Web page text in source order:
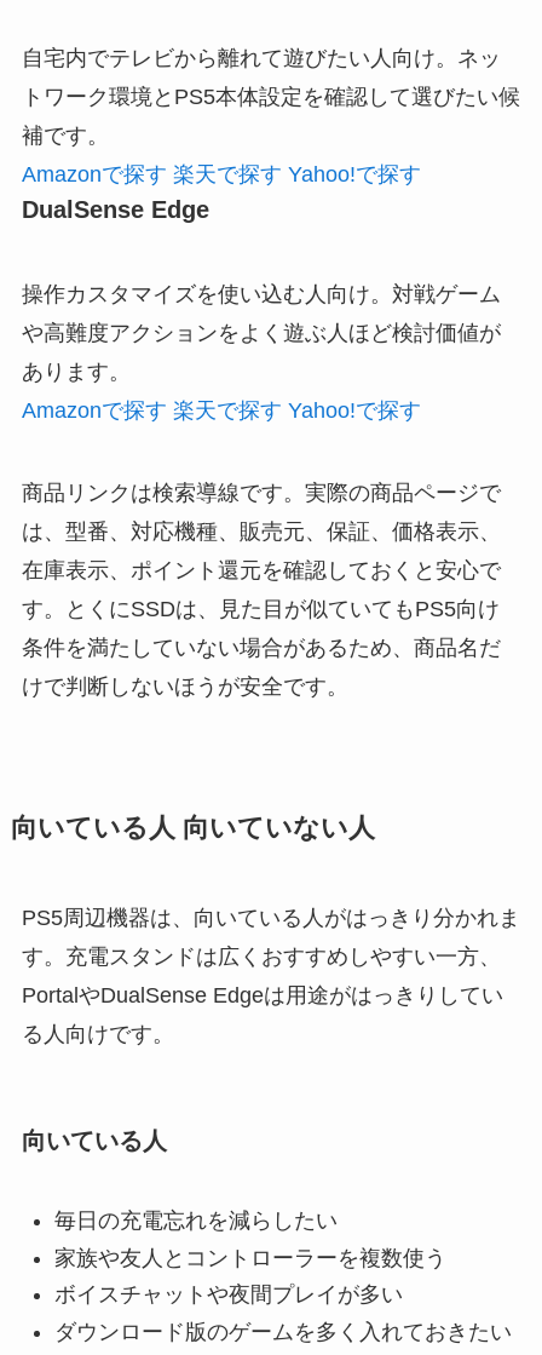
自宅内でテレビから離れて遊びたい人向け。ネッ
トワーク環境とPS5本体設定を確認して選びたい候
補です。
Amazonで探す 楽天で探す Yahoo!で探す
DualSense Edge
操作カスタマイズを使い込む人向け。対戦ゲーム
や高難度アクションをよく遊ぶ人ほど検討価値が
あります。
Amazonで探す 楽天で探す Yahoo!で探す
商品リンクは検索導線です。実際の商品ページで
は、型番、対応機種、販売元、保証、価格表示、
在庫表示、ポイント還元を確認しておくと安心で
す。とくにSSDは、見た目が似ていてもPS5向け
条件を満たしていない場合があるため、商品名だ
けで判断しないほうが安全です。
向いている人 向いていない人
PS5周辺機器は、向いている人がはっきり分かれま
す。充電スタンドは広くおすすめしやすい一方、
PortalやDualSense Edgeは用途がはっきりしてい
る人向けです。
向いている人
毎日の充電忘れを減らしたい
家族や友人とコントローラーを複数使う
ボイスチャットや夜間プレイが多い
ダウンロード版のゲームを多く入れておきたい